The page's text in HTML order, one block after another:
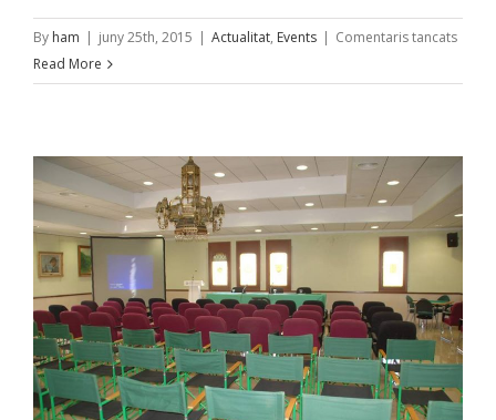
By ham | juny 25th, 2015 | Actualitat, Events | Comentaris tancatsa
de
Read More